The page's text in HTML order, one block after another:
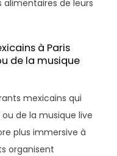
de leurs
à Paris
de la musique
mexicains qui
de la musique live
plus immersive à
organisent